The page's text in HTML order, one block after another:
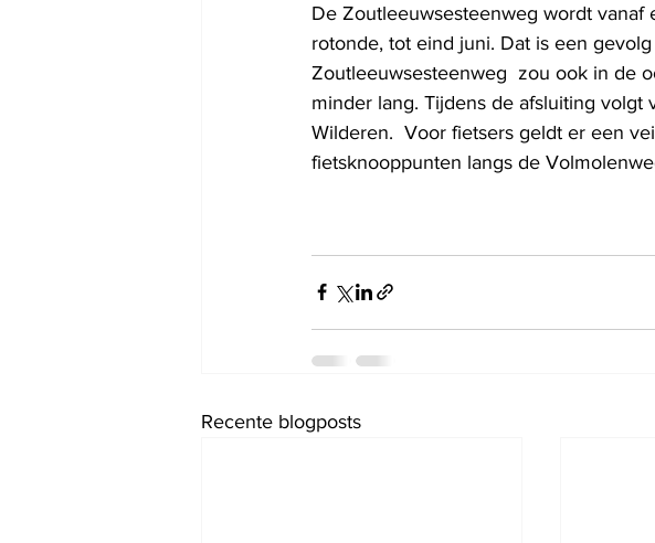
De Zoutleeuwsesteenweg wordt
rotonde, tot eind juni. Dat is een
Zoutleeuwsesteenweg  zou ook in de
minder lang. Tijdens de afsluiting
Wilderen.  Voor fietsers geldt er een
fietsknooppunten langs de
Recente blogposts